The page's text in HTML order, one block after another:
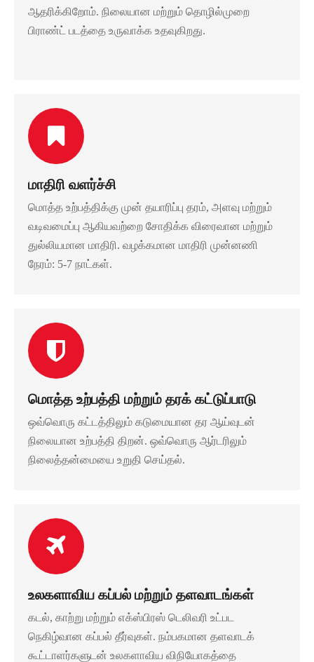
ஆதரிக்கிறோம். நிலையான மற்றும் தொழில்முறை
பிராண்ட் படத்தை உருவாக்க உதவுகிறது.
மாதிரி வளர்ச்சி
மொத்த உற்பத்திக்கு முன் தயாரிப்பு தரம், அளவு மற்றும்
வடிவமைப்பு ஆகியவற்றை சோதிக்க விரைவான மற்றும்
துல்லியமான மாதிரி. வழக்கமான மாதிரி முன்னணி
நேரம்: 5-7 நாட்கள்.
மொத்த உற்பத்தி மற்றும் தரக் கட்டுப்பாடு
ஒவ்வொரு கட்டத்திலும் கடுமையான தர ஆய்வுடன்
நிலையான உற்பத்தி திறன். ஒவ்வொரு ஆர்டரிலும்
நிலைத்தன்மையை உறுதி செய்தல்.
உலகளாவிய கப்பல் மற்றும் தளவாடங்கள்
கடல், காற்று மற்றும் எக்ஸ்பிரஸ் டெலிவரி உட்பட
நெகிழ்வான கப்பல் தீர்வுகள். நம்பகமான தளவாடக்
கூட்டாளர்களுடன் உலகளாவிய விநியோகத்தை